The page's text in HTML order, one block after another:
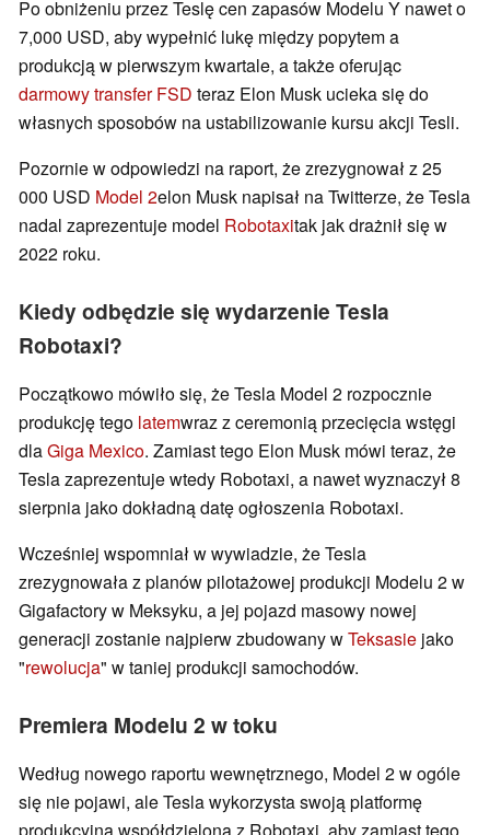
Po obniżeniu przez Teslę cen zapasów Modelu Y nawet o
7,000 USD, aby wypełnić lukę między popytem a
produkcją w pierwszym kwartale, a także oferując
darmowy transfer FSD teraz Elon Musk ucieka się do
własnych sposobów na ustabilizowanie kursu akcji Tesli.
Pozornie w odpowiedzi na raport, że zrezygnował z 25
000 USD Model 2elon Musk napisał na Twitterze, że Tesla
nadal zaprezentuje model Robotaxitak jak drażnił się w
2022 roku.
Kiedy odbędzie się wydarzenie Tesla
Robotaxi?
Początkowo mówiło się, że Tesla Model 2 rozpocznie
produkcję tego latemwraz z ceremonią przecięcia wstęgi
dlaGiga Mexico. Zamiast tego Elon Musk mówi teraz, że
Tesla zaprezentuje wtedy Robotaxi, a nawet wyznaczył 8
sierpnia jako dokładną datę ogłoszenia Robotaxi.
Wcześniej wspomniał w wywiadzie, że Tesla
zrezygnowała z planów pilotażowej produkcji Modelu 2 w
Gigafactory w Meksyku, a jej pojazd masowy nowej
generacji zostanie najpierw zbudowany wTeksasie jako
"rewolucja" w taniej produkcji samochodów.
Premiera Modelu 2 w toku
Według nowego raportu wewnętrznego, Model 2 w ogóle
się nie pojawi, ale Tesla wykorzysta swoją platformę